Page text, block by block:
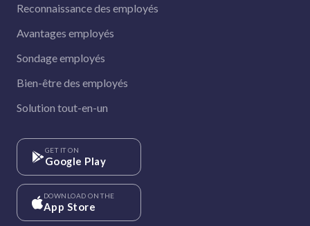
Reconnaissance des employés
Avantages employés
Sondage employés
Bien-être des employés
Solution tout-en-un
GET IT ON
Google Play
DOWNLOAD ON THE
App Store